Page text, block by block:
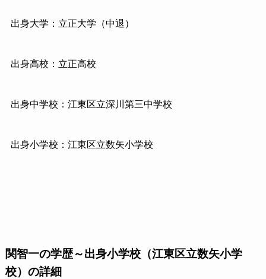
出身大学：立正大学（中退）
出身高校：立正高校
出身中学校：江東区立深川第三中学校
出身小学校：江東区立数矢小学校
関智一の学歴～出身小学校（江東区立数矢小学
校）の詳細